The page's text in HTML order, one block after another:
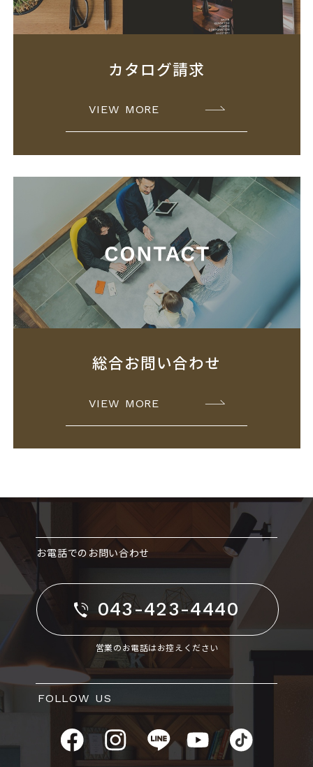
カタログ請求
VIEW MORE
総合お問い合わせ
VIEW MORE
お電話でのお問い合わせ
043-423-4440
営業のお電話はお控えください
FOLLOW US